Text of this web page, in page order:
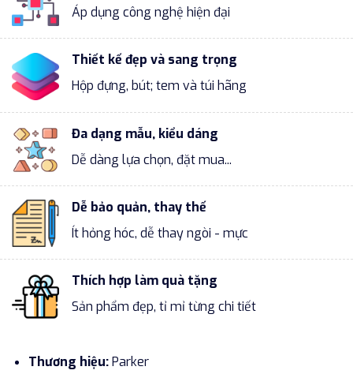
Áp dụng công nghệ hiện đại
Thiết kế đẹp và sang trọng
Hộp đựng, bút; tem và túi hãng
Đa dạng mẫu, kiểu dáng
Dễ dàng lựa chọn, đặt mua...
Dễ bảo quản, thay thế
Ít hỏng hóc, dễ thay ngòi - mực
Thích hợp làm quà tặng
Sản phẩm đẹp, tỉ mỉ từng chi tiết
Thương hiệu:Parker